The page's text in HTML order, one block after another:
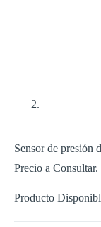
Sensor de presión
Precio a Consultar.
Producto